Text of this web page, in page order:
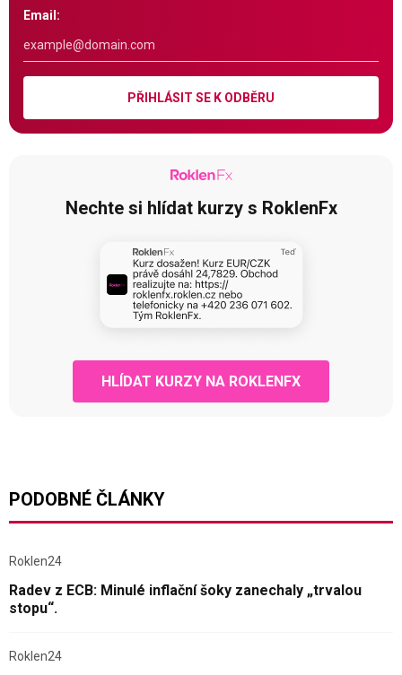
Email:
PŘIHLÁSIT SE K ODBĚRU
Nechte si hlídat kurzy s RoklenFx
HLÍDAT KURZY NA ROKLENFX
PODOBNÉ ČLÁNKY
Roklen24
Radev z ECB: Minulé inflační šoky zanechaly „trvalou
stopu“.
Roklen24